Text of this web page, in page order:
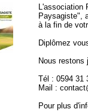
L'association
Paysagiste",
à la fin de
Diplômez
Nous restons
Tél : 0594 31
Mail :
Pour plus